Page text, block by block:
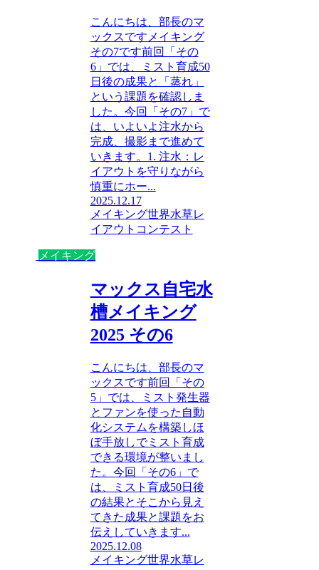
こんにちは、部長のマ
ックスですメイキング
その7です前回「その
6」では、ミスト育成50
日後の成果と「蒸れ」
という課題を確認しま
した。今回「その7」で
は、いよいよ注水から
完成、撮影まで進めて
いきます。1. 注水：レ
イアウトを守りながら
慎重にホー...
2025.12.17
メイキング世界水草レ
イアウトコンテスト
メイキング
マックス自宅水
槽メイキング
2025 その6
こんにちは、部長のマ
ックスです前回「その
5」では、ミスト発生器
とファンを使った自動
化システムを構築しほ
ぼ手放しでミスト育成
できる環境が整いまし
た。今回「その6」で
は、ミスト育成50日後
の結果とそこから見え
てきた成果と課題をお
伝えしていきます...
2025.12.08
メイキング世界水草レ